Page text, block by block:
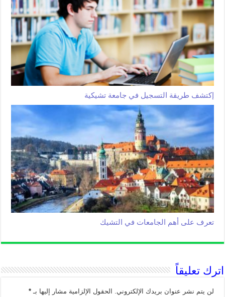
إكتشف طريقة التسجيل في جامعة تشيكية
تعرف على أهم الجامعات في التشيك
اترك تعليقاً
لن يتم نشر عنوان بريدك الإلكتروني. الحقول الإلزامية مشار إليها بـ*